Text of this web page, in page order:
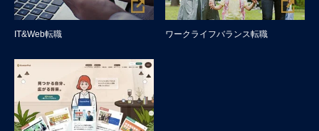
IT&Web転職 ワークライフバランス転職